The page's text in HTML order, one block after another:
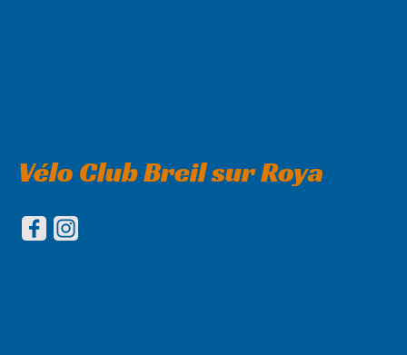
Vélo Club Breil sur Roya